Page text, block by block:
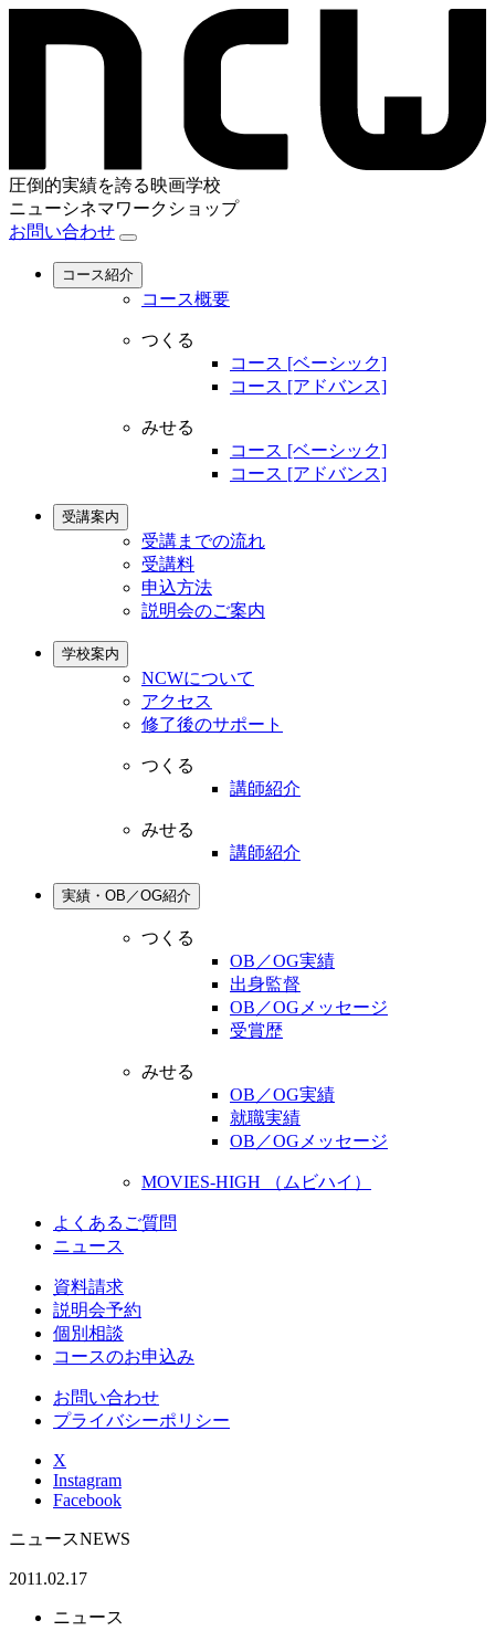
圧倒的実績を誇る映画学校
ニューシネマワークショップ
お問い合わせ
コース紹介
コース概要
つくる
コース [ベーシック]
コース [アドバンス]
みせる
コース [ベーシック]
コース [アドバンス]
受講案内
受講までの流れ
受講料
申込方法
説明会のご案内
学校案内
NCWについて
アクセス
修了後のサポート
つくる
講師紹介
みせる
講師紹介
実績・OB／OG紹介
つくる
OB／OG実績
出身監督
OB／OGメッセージ
受賞歴
みせる
OB／OG実績
就職実績
OB／OGメッセージ
MOVIES-HIGH （ムビハイ）
よくあるご質問
ニュース
資料請求
説明会予約
個別相談
コースのお申込み
お問い合わせ
プライバシーポリシー
X
Instagram
Facebook
ニュースNEWS
2011.02.17
ニュース